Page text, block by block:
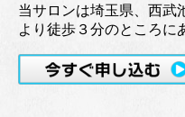
当サロンは埼玉県、西武
より徒歩３分のところに